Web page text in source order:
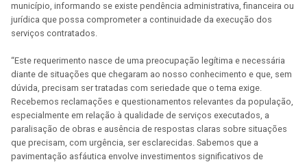
município, informando se existe pendência administrativa, financeira ou
jurídica que possa comprometer a continuidade da execução dos
serviços contratados.
“Este requerimento nasce de uma preocupação legítima e necessária
diante de situações que chegaram ao nosso conhecimento e que, sem
dúvida, precisam ser tratadas com seriedade que o tema exige.
Recebemos reclamações e questionamentos relevantes da população,
especialmente em relação à qualidade de serviços executados, a
paralisação de obras e ausência de respostas claras sobre situações
que precisam, com urgência, ser esclarecidas. Sabemos que a
pavimentação asfáutica envolve investimentos significativos de